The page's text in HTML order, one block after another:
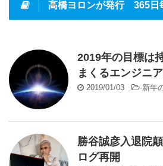
高橋ヨロンが発行 365日
2019年の目標は
まくるエンジニ
2019/01/03 -新年
勝谷誠彦入退院
ログ再開